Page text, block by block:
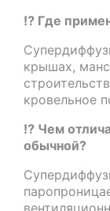
⁉️ Где
крышах,
кровельное
⁉️ Чем
обычной?